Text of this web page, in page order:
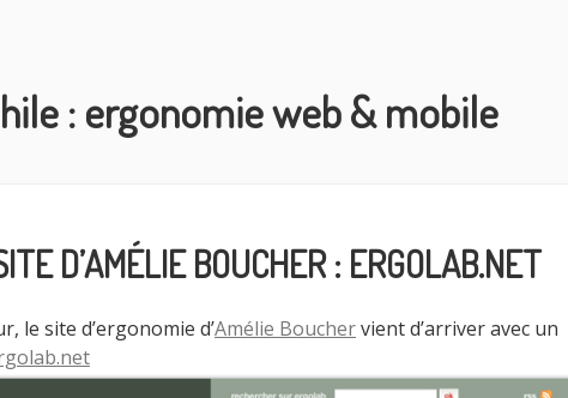
: ergonomie web & mobile
D’AMÉLIE BOUCHER : ERGOLAB.NET
le site d’ergonomie d’Amélie Bouchervient d’arriver avec un